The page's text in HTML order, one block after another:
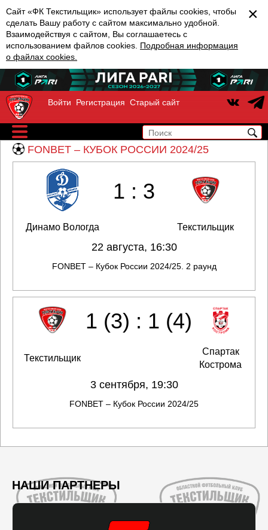
×
Сайт «ФК Текстильщик» использует файлы cookies, чтобы
сделать Вашу работу с сайтом максимально удобной.
Взаимодействуя с сайтом, Вы соглашаетесь с
использованием файлов cookies. Подробная информация
о файлах cookies.
Войти Регистрация Старый сайт
FONBET – КУБОК РОССИИ 2024/25
1 : 3
Динамо Вологда Текстильщик
22 августа, 16:30
FONBET – Кубок России 2024/25. 2 раунд
1 (3) : 1 (4)
Текстильщик
Спартак
Кострома
3 сентября, 19:30
FONBET – Кубок России 2024/25
НАШИ ПАРТНЕРЫ